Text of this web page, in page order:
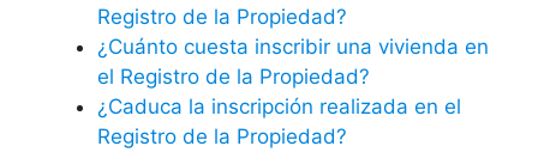
Registro de la Propiedad?
¿Cuánto cuesta inscribir una vivienda en
el Registro de la Propiedad?
¿Caduca la inscripción realizada en el
Registro de la Propiedad?